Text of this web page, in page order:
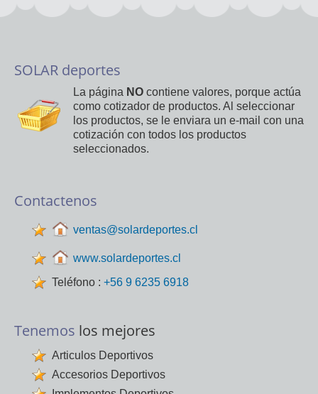
SOLAR deportes
La página NO contiene valores, porque actúa
como cotizador de productos. Al seleccionar
los productos, se le enviara un e-mail con una
cotización con todos los productos
seleccionados.
Contactenos
ventas@solardeportes.cl
www.solardeportes.cl
Teléfono : +56 9 6235 6918
Tenemos los mejores
Articulos Deportivos
Accesorios Deportivos